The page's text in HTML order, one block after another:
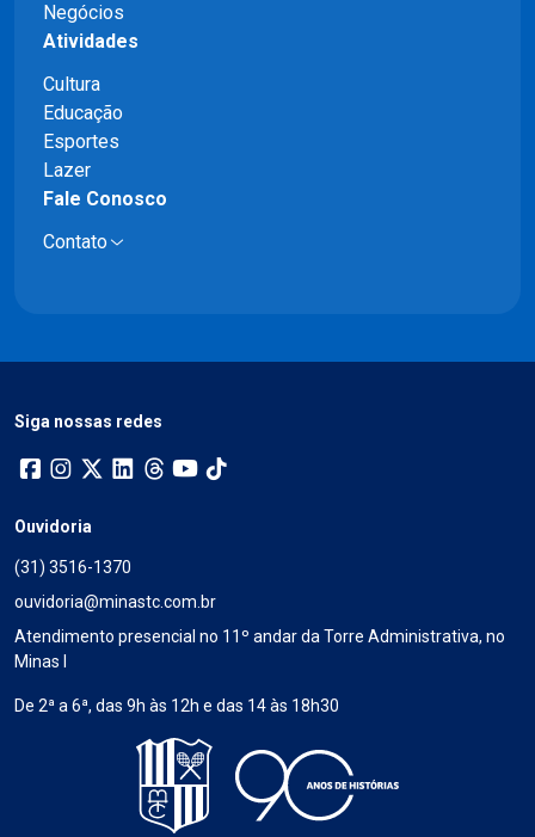
Negócios
Atividades
Cultura
Educação
Esportes
Lazer
Fale Conosco
Contato
Siga nossas redes
Ouvidoria
(31) 3516-1370
ouvidoria@minastc.com.br
Atendimento presencial no 11º andar da Torre Administrativa, no
Minas I
De 2ª a 6ª, das 9h às 12h e das 14 às 18h30